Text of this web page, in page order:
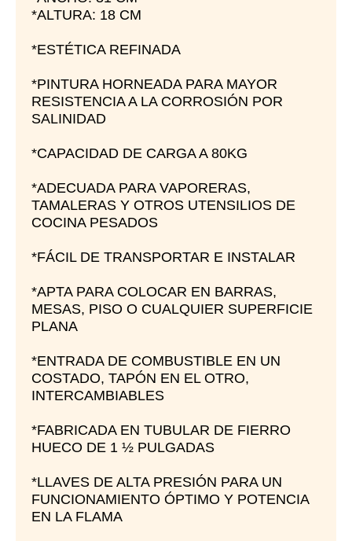
*ALTURA: 18 CM
*ESTÉTICA REFINADA
*PINTURA HORNEADA PARA MAYOR
RESISTENCIA A LA CORROSIÓN POR
SALINIDAD
*CAPACIDAD DE CARGA A 80KG
*ADECUADA PARA VAPORERAS,
TAMALERAS Y OTROS UTENSILIOS DE
COCINA PESADOS
*FÁCIL DE TRANSPORTAR E INSTALAR
*APTA PARA COLOCAR EN BARRAS,
MESAS, PISO O CUALQUIER SUPERFICIE
PLANA
*ENTRADA DE COMBUSTIBLE EN UN
COSTADO, TAPÓN EN EL OTRO,
INTERCAMBIABLES
*FABRICADA EN TUBULAR DE FIERRO
HUECO DE 1 ½ PULGADAS
*LLAVES DE ALTA PRESIÓN PARA UN
FUNCIONAMIENTO ÓPTIMO Y POTENCIA
EN LA FLAMA